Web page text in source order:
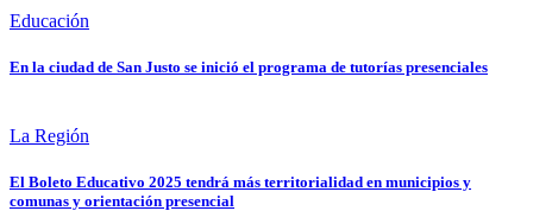
Educación
En la ciudad de San Justo se inició el programa de tutorías presenciales
La Región
El Boleto Educativo 2025 tendrá más territorialidad en municipios y
comunas y orientación presencial